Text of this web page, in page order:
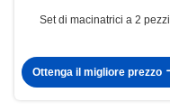
Set di macinatrici a 2 pezzi
Ottenga il migliore prezzo